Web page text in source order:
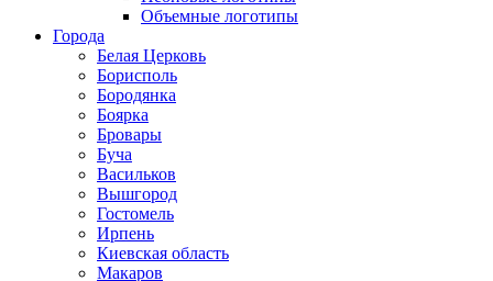
Объемные логотипы
Города
Белая Церковь
Борисполь
Бородянка
Боярка
Бровары
Буча
Васильков
Вышгород
Гостомель
Ирпень
Киевская область
Макаров